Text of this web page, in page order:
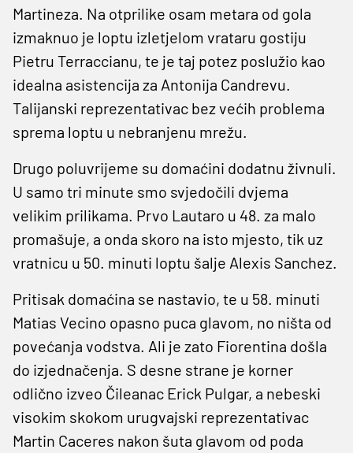
Martineza. Na otprilike osam metara od gola
izmaknuo je loptu izletjelom vrataru gostiju
Pietru Terraccianu, te je taj potez poslužio kao
idealna asistencija za Antonija Candrevu.
Talijanski reprezentativac bez većih problema
sprema loptu u nebranjenu mrežu.
Drugo poluvrijeme su domaćini dodatnu živnuli.
U samo tri minute smo svjedočili dvjema
velikim prilikama. Prvo Lautaro u 48. za malo
promašuje, a onda skoro na isto mjesto, tik uz
vratnicu u 50. minuti loptu šalje Alexis Sanchez.
Pritisak domaćina se nastavio, te u 58. minuti
Matias Vecino opasno puca glavom, no ništa od
povećanja vodstva. Ali je zato Fiorentina došla
do izjednačenja. S desne strane je korner
odlično izveo Čileanac Erick Pulgar, a nebeski
visokim skokom urugvajski reprezentativac
Martin Caceres nakon šuta glavom od poda